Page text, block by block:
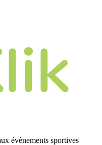
évènements sportives